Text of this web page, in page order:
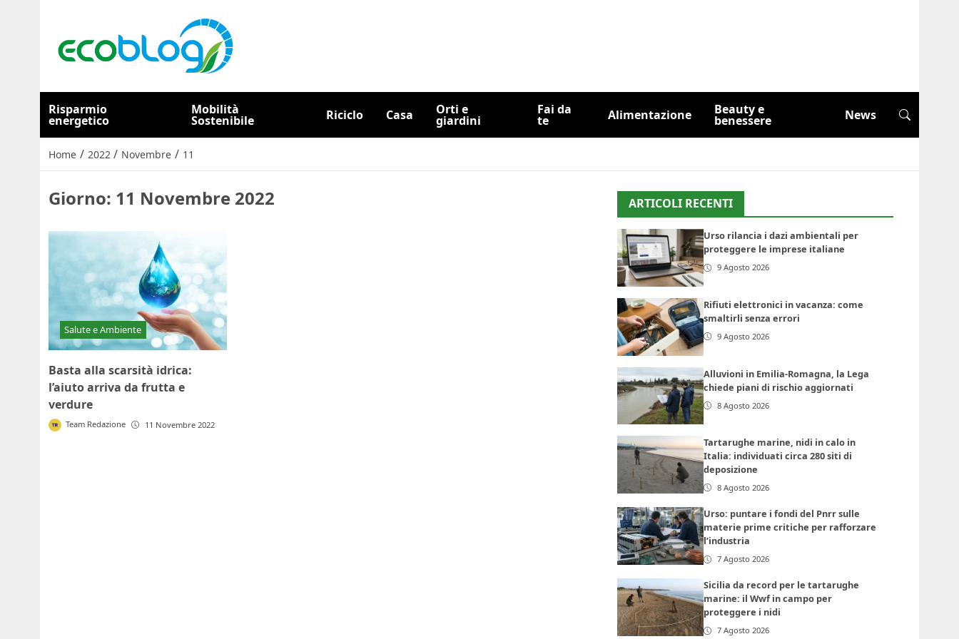
Risparmio
energetico
Mobilità
Sostenibile Riciclo Casa Orti e
giardini
Fai da
te Alimentazione Beauty e
benessere News
Home / 2022 / Novembre / 11
Giorno: 11 Novembre 2022
Salute e Ambiente
Basta alla scarsità idrica:
l’aiuto arriva da frutta e
verdure
Team Redazione 11 Novembre 2022
ARTICOLI RECENTI
Urso rilancia i dazi ambientali per
proteggere le imprese italiane
9 Agosto 2026
Rifiuti elettronici in vacanza: come
smaltirli senza errori
9 Agosto 2026
Alluvioni in Emilia-Romagna, la Lega
chiede piani di rischio aggiornati
8 Agosto 2026
Tartarughe marine, nidi in calo in
Italia: individuati circa 280 siti di
deposizione
8 Agosto 2026
Urso: puntare i fondi del Pnrr sulle
materie prime critiche per rafforzare
l’industria
7 Agosto 2026
Sicilia da record per le tartarughe
marine: il Wwf in campo per
proteggere i nidi
7 Agosto 2026